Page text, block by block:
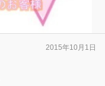
2015年10月1日